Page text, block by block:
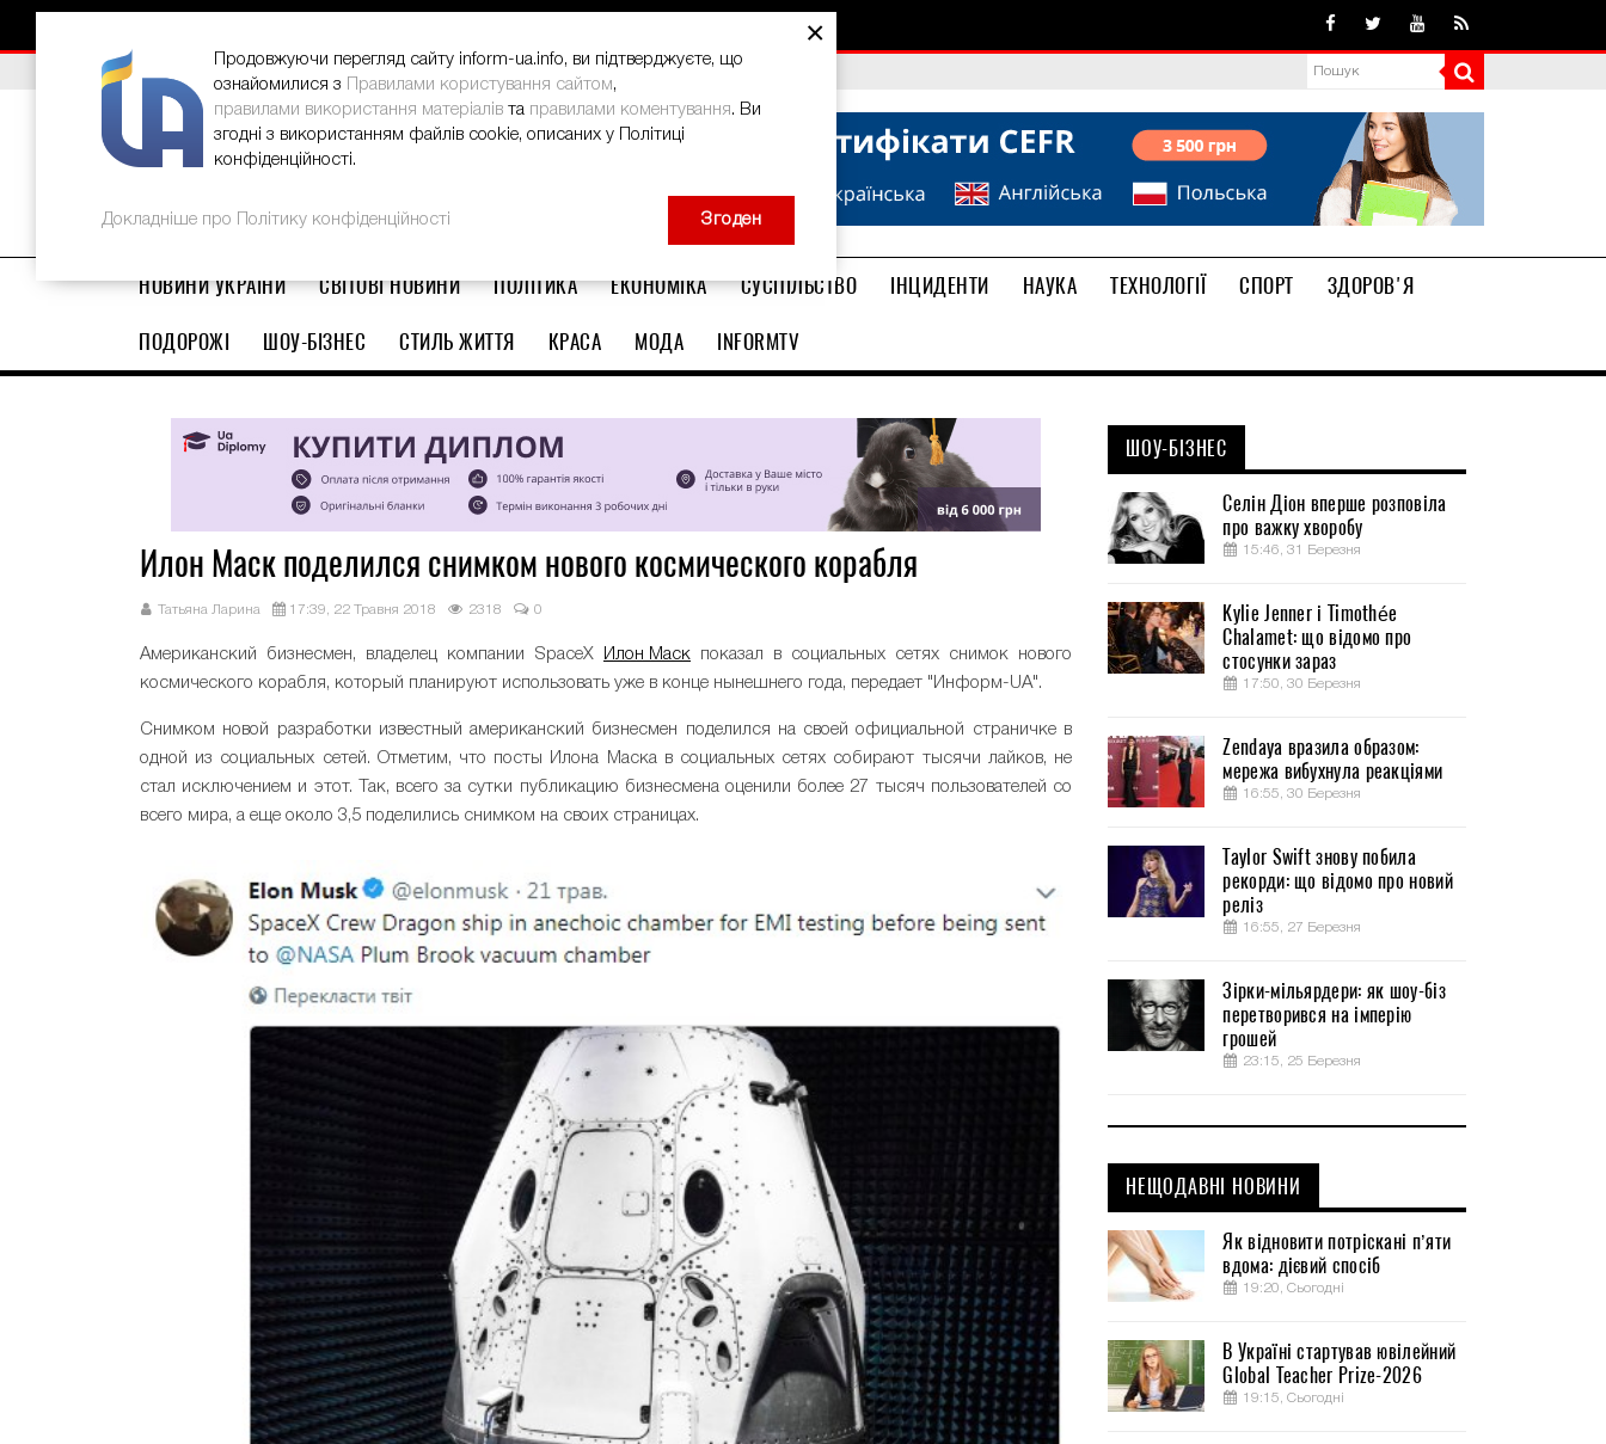
ВИБІР РЕДАКЦІЇ В Україні стартував ювілейний Global Teacher Prize-2026
НОВИНИ УКРАЇНИ СВІТОВІ НОВИНИ ПОЛІТИКА ЕКОНОМІКА СУСПІЛЬСТВО ІНЦИДЕНТИ НАУКА ТЕХНОЛОГІЇ СПОРТ
ЗДОРОВ'Я
ПОДОРОЖІ
ШОУ-БІЗНЕС СТИЛЬ ЖИТТЯ КРАСА МОДА INFORMTV
Илон Маск поделился снимком нового космического корабля
Татьяна Ларина 17:39, 22 Травня 2018 2318 0
Американский бизнесмен, владелец компании SpaceX Илон Маск показал в социальных сетях снимок нового
космического корабля, который планируют использовать уже в конце нынешнего года, передает "Информ-UA".
Снимком новой разработки известный американский бизнесмен поделился на своей официальной страничке в
одной из социальных сетей. Отметим, что посты Илона Маска в социальных сетях собирают тысячи лайков, не
стал исключением и этот. Так, всего за сутки публикацию бизнесмена оценили более 27 тысяч пользователей со
всего мира, а еще около 3,5 поделились снимком на своих страницах.
ШОУ-БІЗНЕС
Селін Діон вперше розповіла
про важку хворобу
15:46, 31 Березня
Kylie Jenner і Timothée
Chalamet: що відомо про
стосунки зараз
17:50, 30 Березня
Zendaya вразила образом:
мережа вибухнула реакціями
16:55, 30 Березня
Taylor Swift знову побила
рекорди: що відомо про новий
реліз
16:55, 27 Березня
Зірки-мільярдери: як шоу-біз
перетворився на імперію
грошей
23:15, 25 Березня
НЕЩОДАВНІ НОВИНИ
Як відновити потріскані п’яти
вдома: дієвий спосіб
19:20, Сьогодні
В Україні стартував ювілейний
Global Teacher Prize-2026
19:15, Сьогодні
×
Продовжуючи перегляд сайту inform-ua.info, ви підтверджуєте, що
ознайомилися з
Правилами користування сайтом,
правилами використання матеріалів та правилами коментування. Ви
згодні з використанням файлів cookie, описаних у Політиці
конфіденційності.
Докладніше про Політику конфіденційності Згоден